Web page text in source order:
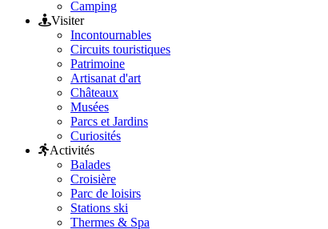
Camping
Visiter
Incontournables
Circuits touristiques
Patrimoine
Artisanat d'art
Châteaux
Musées
Parcs et Jardins
Curiosités
Activités
Balades
Croisière
Parc de loisirs
Stations ski
Thermes & Spa